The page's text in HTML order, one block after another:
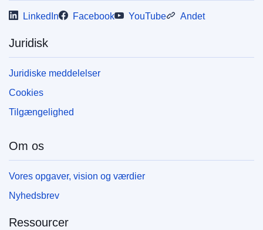
LinkedIn Facebook YouTube Andet
Juridisk
Juridiske meddelelser
Cookies
Tilgængelighed
Om os
Vores opgaver, vision og værdier
Nyhedsbrev
Ressourcer